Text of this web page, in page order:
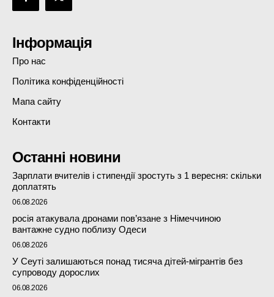
Інформація
Про нас
Політика конфіденційності
Мапа сайту
Контакти
Останні новини
Зарплати вчителів і стипендії зростуть з 1 вересня: скільки
доплатять
06.08.2026
росія атакувала дронами пов’язане з Німеччиною
вантажне судно поблизу Одеси
06.08.2026
У Сеуті залишаються понад тисяча дітей-мігрантів без
супроводу дорослих
06.08.2026